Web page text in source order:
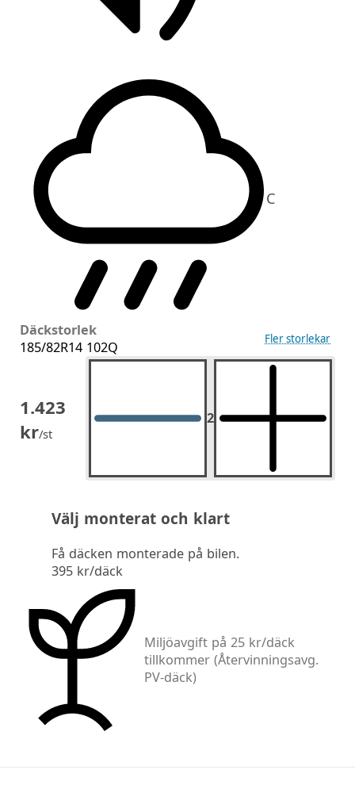
C
Däckstorlek
185/82R14 102Q
Fler storlekar
1.423
kr/st
2 2st.
Välj monterat och klart
Få däcken monterade på bilen.
395 kr/däck
Miljöavgift på 25 kr/däck
tillkommer (Återvinningsavg.
PV-däck)